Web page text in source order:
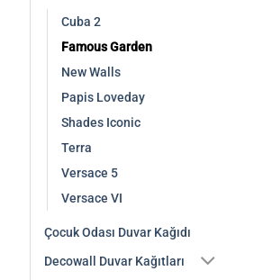
Cuba 2
Famous Garden
New Walls
Papis Loveday
Shades Iconic
Terra
Versace 5
Versace VI
Çocuk Odası Duvar Kağıdı
Decowall Duvar Kağıtları